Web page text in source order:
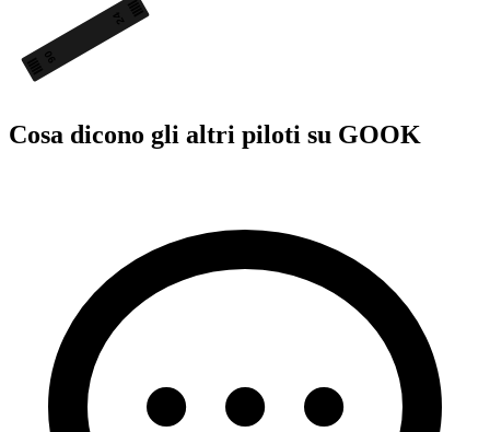
24
06
Cosa dicono gli altri piloti su GOOK